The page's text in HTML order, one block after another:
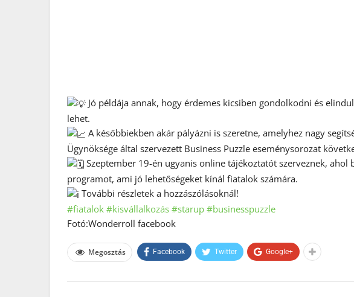
Jó példája annak, hogy érdemes kicsiben gondolkodni és
lehet.
A későbbiekben akár pályázni is szeretne, amelyhez nagy
Ügynöksége által szervezett Business Puzzle eseménysorozat
Szeptember 19-én ugyanis online tájékoztatót szerveznek,
programot, ami jó lehetőségeket kínál fiatalok számára.
További részletek a hozzászólásoknál!
#fiatalok #kisvállalkozás #starup #businesspuzzle
Fotó:Wonderroll facebook
Megosztás Facebook Twitter Google+